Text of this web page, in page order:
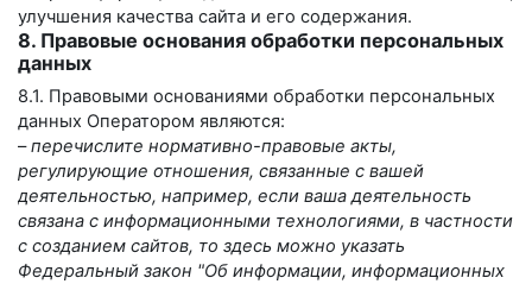
улучшения качества сайта и его содержания.
8. Правовые основания обработки персональных
данных
8.1. Правовыми основаниями обработки персональных
данных Оператором являются:
–перечислите нормативно-правовые акты,
регулирующие отношения, связанные с вашей
деятельностью, например, если ваша деятельность
связана с информационными технологиями, в частности
с созданием сайтов, то здесь можно указать
Федеральный закон "Об информации, информационных